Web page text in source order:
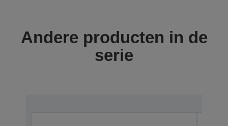
Andere producten in de
serie